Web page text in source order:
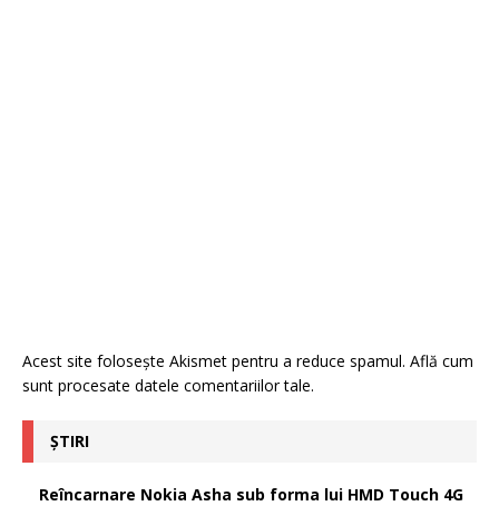
Acest site folosește Akismet pentru a reduce spamul. Află cum
sunt procesate datele comentariilor tale.
ȘTIRI
Reîncarnare Nokia Asha sub forma lui HMD Touch 4G